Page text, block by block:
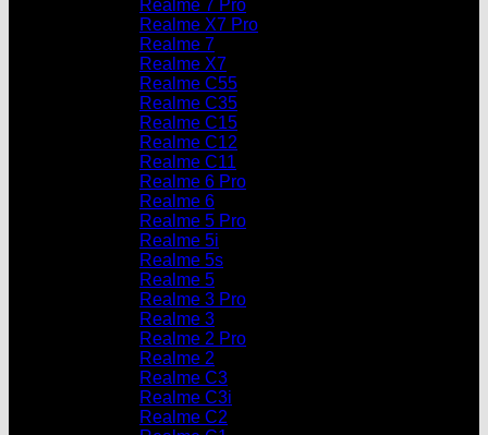
Realme 7 Pro
Realme X7 Pro
Realme 7
Realme X7
Realme C55
Realme C35
Realme C15
Realme C12
Realme C11
Realme 6 Pro
Realme 6
Realme 5 Pro
Realme 5i
Realme 5s
Realme 5
Realme 3 Pro
Realme 3
Realme 2 Pro
Realme 2
Realme C3
Realme C3i
Realme C2